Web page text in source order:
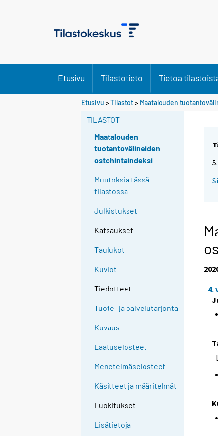
Etusivu Tilastotieto Tietoa
Etusivu >Tilastot> Maatalouden
TILASTOT
Maatalouden
tuotantovälineiden
ostohintaindeksi
Muutoksia tässä
tilastossa
Julkistukset
Katsaukset
Taulukot
Kuviot
Tiedotteet
Tuote- ja palvelutarjonta
Kuvaus
Laatuselosteet
Menetelmäselosteet
Käsitteet ja määritelmät
Luokitukset
Lisätietoja
4.